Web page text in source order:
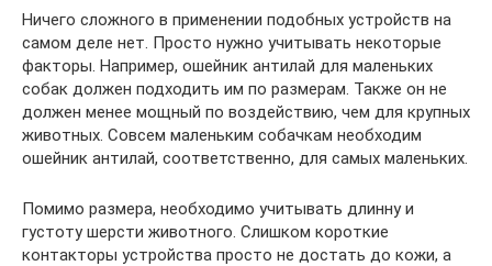
Ничего сложного в применении подобных устройств на
самом деле нет. Просто нужно учитывать некоторые
факторы. Например, ошейник антилай для маленьких
собак должен подходить им по размерам. Также он не
должен менее мощный по воздействию, чем для крупных
животных. Совсем маленьким собачкам необходим
ошейник антилай, соответственно, для самых маленьких.
Помимо размера, необходимо учитывать длинну и
густоту шерсти животного. Слишком короткие
контакторы устройства просто не достать до кожи, а